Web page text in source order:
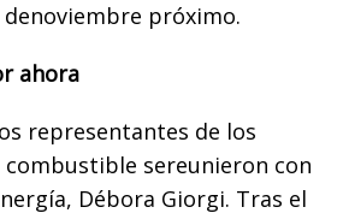
próximo.
ahora
representantes de los
combustible sereunieron con
Débora Giorgi. Tras el